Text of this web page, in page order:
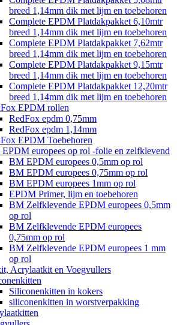
breed 1,14mm dik met lijm en toebehoren
Complete EPDM Platdakpakket 6,10mtr
breed 1,14mm dik met lijm en toebehoren
Complete EPDM Platdakpakket 7,62mtr
breed 1,14mm dik met lijm en toebehoren
Complete EPDM Platdakpakket 9,15mtr
breed 1,14mm dik met lijm en toebehoren
Complete EPDM Platdakpakket 12,20mtr
breed 1,14mm dik met lijm en toebehoren
EPDM rollen
RedFox epdm 0,75mm
RedFox epdm 1,14mm
EPDM Toebehoren
europees op rol -folie en zelfklevend
BM EPDM europees 0,5mm op rol
BM EPDM europees 0,75mm op rol
BM EPDM europees 1mm op rol
EPDM Primer, lijm en toebehoren
BM Zelfklevende EPDM europees 0,5mm
op rol
BM Zelfklevende EPDM europees
0,75mm op rol
BM Zelfklevende EPDM europees 1 mm
op rol
Acrylaatkit en Voegvullers
Siliconenkitten in kokers
siliconenkitten in worstverpakking